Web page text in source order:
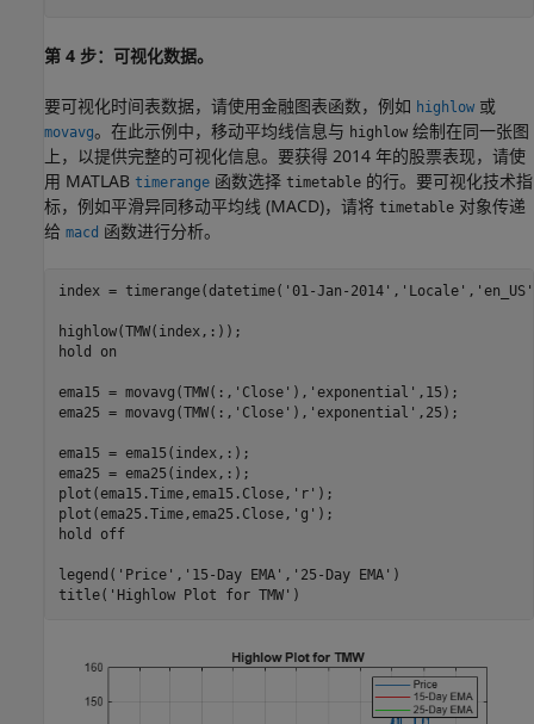
第 4 步：可视化数据。
要可视化时间表数据，请使用金融图表函数，例如 highlow 或
movavg。在此示例中，移动平均线信息与 highlow 绘制在同一张图
上，以提供完整的可视化信息。要获得 2014 年的股票表现，请使
用 MATLAB timerange 函数选择 timetable 的行。要可视化技术指
标，例如平滑异同移动平均线 (MACD)，请将 timetable 对象传递
给 macd 函数进行分析。
index = timerange(datetime( '01-Jan-2014' , 'Locale' , 'en_US'
highlow(TMW(index,:));
hold
on
ema15 = movavg(TMW(:, 'Close' ), 'exponential' ,15);
ema25 = movavg(TMW(:, 'Close' ), 'exponential' ,25);
ema15 = ema15(index,:);
ema25 = ema25(index,:);
plot(ema15.Time,ema15.Close, 'r' );
plot(ema25.Time,ema25.Close, 'g' );
hold
off
legend( 'Price' , '15-Day EMA' , '25-Day EMA' )
title( 'Highlow Plot for TMW' )